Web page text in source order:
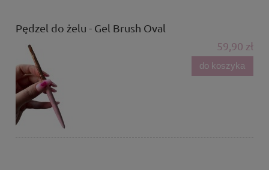
Pędzel do żelu - Gel Brush Oval
59,90 zł
do koszyka